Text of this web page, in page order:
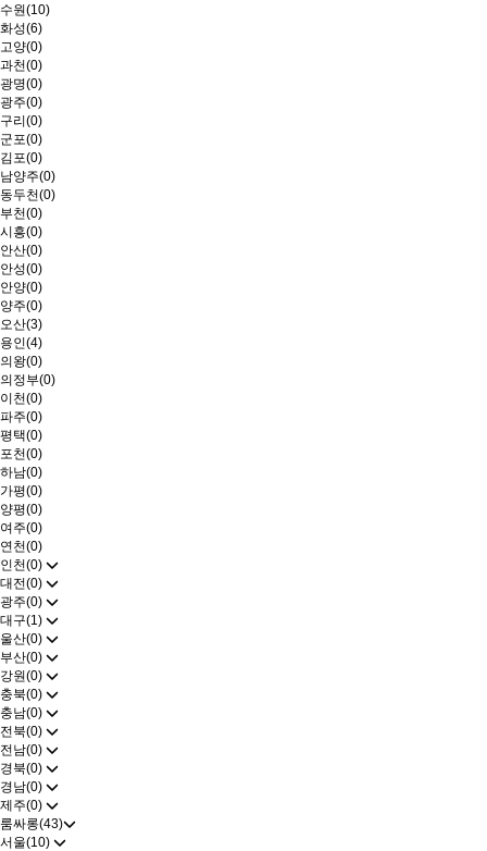
수원(10)
화성(6)
고양(0)
과천(0)
광명(0)
광주(0)
구리(0)
군포(0)
김포(0)
남양주(0)
동두천(0)
부천(0)
시흥(0)
안산(0)
안성(0)
안양(0)
양주(0)
오산(3)
용인(4)
의왕(0)
의정부(0)
이천(0)
파주(0)
평택(0)
포천(0)
하남(0)
가평(0)
양평(0)
여주(0)
연천(0)
인천(0)
대전(0)
광주(0)
대구(1)
울산(0)
부산(0)
강원(0)
충북(0)
충남(0)
전북(0)
전남(0)
경북(0)
경남(0)
제주(0)
룸싸롱(43)
서울(10)